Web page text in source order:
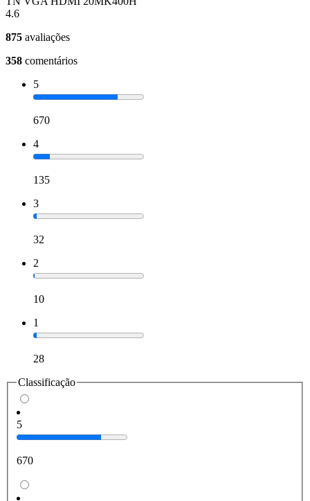
4.6
875 avaliações
358 comentários
5
670
4
135
3
32
2
10
1
28
Classificação
5
670